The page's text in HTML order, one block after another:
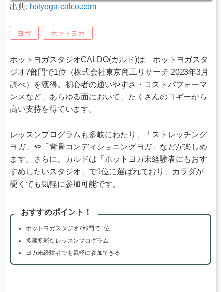
出典: hotyoga-caldo.com
ヨガ ホットヨガ
ホットヨガスタジオCALDO(カルド)は、ホットヨガスタ
ジオ7部門で1位（株式会社東京商工リサーチ 2023年3月
調べ）を獲得。初心者の通いやすさ・コストパフォーマ
ンスなど、あらゆる面において、たくさんのヨギーから
高い支持を得ています。
レッスンプログラムも多岐にわたり、「ストレッチング
ヨガ」や「背骨コンディショニングヨガ」などが楽しめ
ます。さらに、カルドは「ホットヨガ未経験者にもおす
すめしたいスタジオ」で1位に選ばれており、カラダが
硬くても気軽に参加可能です。
おすすめポイント！
ホットヨガスタジオ7部門で1位
多種多彩なレッスンプログラム
ヨガ未経験者でも気軽に参加できる